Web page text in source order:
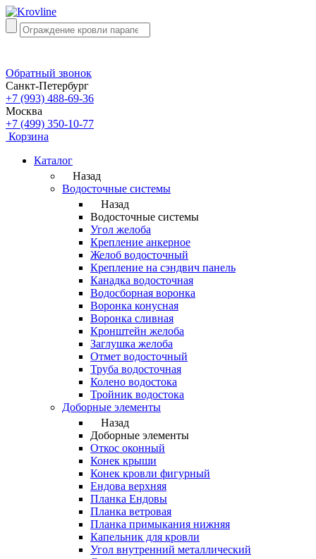
Обратный звонок
Санкт-Петербург
+7 (993) 488-69-36
Москва
+7 (499) 350-10-77
Корзина
Каталог
Назад
Водосточные системы
Назад
Водосточные системы
Угол желоба
Крепление анкерное
Желоб водосточный
Крепление на сэндвич панель
Канадка водосточная
Водосборная воронка
Воронка конусная
Воронка сливная
Кронштейн желоба
Заглушка желоба
Отмет водосточный
Труба водосточная
Колено водостока
Тройник водостока
Доборные элементы
Назад
Доборные элементы
Откос оконный
Конек крыши
Конек кровли фигурный
Ендова верхняя
Планка Ендовы
Планка ветровая
Планка примыкания нижняя
Капельник для кровли
Угол внутренний металлический